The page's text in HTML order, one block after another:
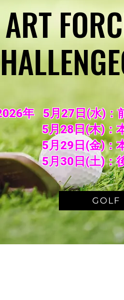
ART
ART
年 5月27日(水)：
月28日(木)：本
月29日(金)：本
月30日(土)：後
GOLF